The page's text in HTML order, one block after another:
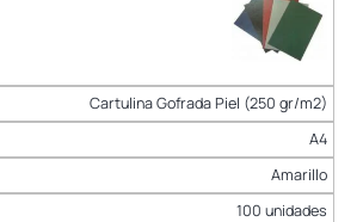
Cartulina Gofrada Piel (250 gr/m2)
A4
Amarillo
100 unidades